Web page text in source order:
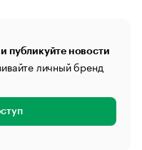
публикуйте новости
личный бренд